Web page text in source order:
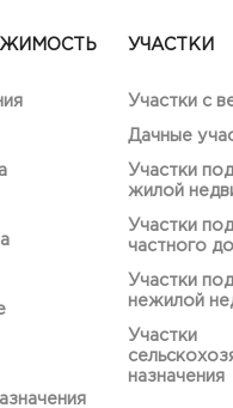
УЧАСТКИ
Участки с
Дачные
Участки
жилой
Участки
частного
Участки
нежилой
Участки
назначения